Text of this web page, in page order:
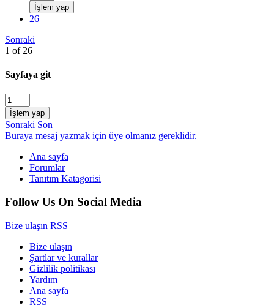
İşlem yap
26
Sonraki
1 of 26
Sayfaya git
İşlem yap
Sonraki Son
Buraya mesaj yazmak için üye olmanız gereklidir.
Ana sayfa
Forumlar
Tanıtım Katagorisi
Follow Us On Social Media
Bize ulaşın RSS
Bize ulaşın
Şartlar ve kurallar
Gizlilik politikası
Yardım
Ana sayfa
RSS